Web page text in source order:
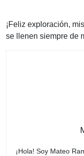
¡Feliz exploración,
se llenen siempre de
¡Hola! Soy Mateo